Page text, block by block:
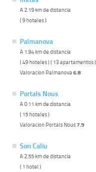
A 2.19 km de distancia
( 9 hoteles )
Palmanova
A 1.94 km de distancia
( 49 hoteles ) ( 13 apartamentos )
Valoracion Palmanova 6.8
Portals Nous
A 0.11 km de distancia
( 15 hoteles )
Valoracion Portals Nous7.9
Son Caliu
A 2.55 km de distancia
( 1 hotel )